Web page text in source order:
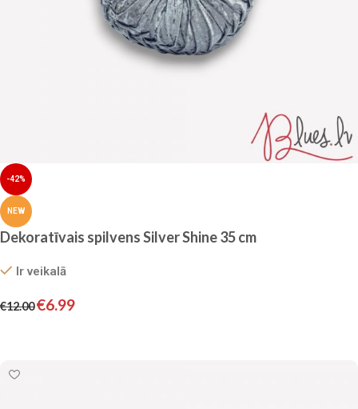
-42%
NEW
Dekoratīvais spilvens Silver Shine 35 cm
Ir veikalā
€12.00€6.99